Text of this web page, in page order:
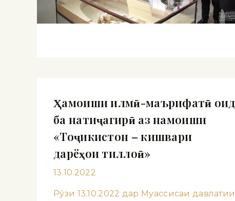
Ҳамоиши илмӣ-маърифатӣ оид
ба натиҷагирӣ аз намоиши
«Тоҷикистон – кишвари
дарёҳои тиллоӣ»
13.10.2022
Рӯзи 13.10.2022 дар Муассисаи давлатии